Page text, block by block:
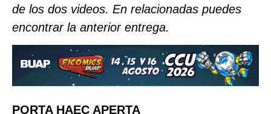
de los dos videos. En relacionadas puedes
encontrar la anterior entrega.
PORTA HAEC APERTA